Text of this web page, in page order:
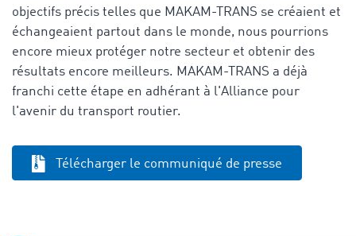
objectifs précis telles que MAKAM-TRANS se créaient et
échangeaient partout dans le monde, nous pourrions
encore mieux protéger notre secteur et obtenir des
résultats encore meilleurs. MAKAM-TRANS a déjà
franchi cette étape en adhérant à l'Alliance pour
l'avenir du transport routier.
Télécharger le communiqué de presse